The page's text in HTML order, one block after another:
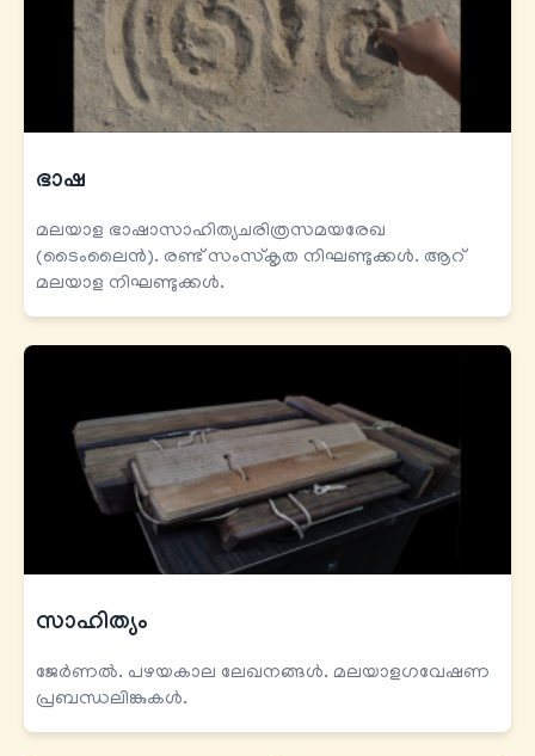
ഭാഷ
മലയാള ഭാഷാസാഹിത്യചരിത്രസമയരേഖ
(ടൈംലൈൻ). രണ്ട് സംസ്കൃത നിഘണ്ടുക്കൾ. ആറ്
മലയാള നിഘണ്ടുക്കൾ.
സാഹിത്യം
ജേര്‍ണല്‍. പഴയകാല ലേഖനങ്ങള്‍. മലയാളഗവേഷണ
പ്രബന്ധലിങ്കുകൾ.